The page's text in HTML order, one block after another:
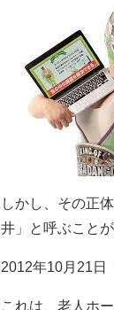
しかし、その正
井」と呼ぶこと
2012年10月21日
これは、老人ホ